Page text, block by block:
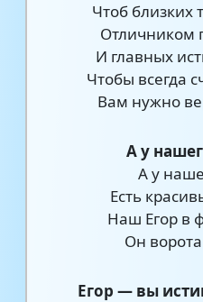
Чтоб близких
Отличником
И главных
Чтобы всегда
Вам нужно
А у
А у
Есть
Наш Егор в
Он
Егор — вы